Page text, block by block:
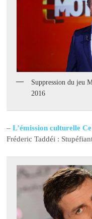
Suppression du jeu
2016
–L’émission culturelle
Fréderic Taddéi :